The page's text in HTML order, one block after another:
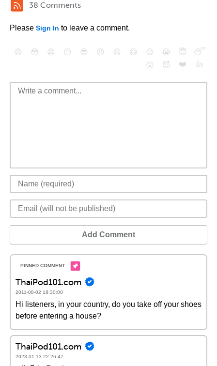
38 Comments
Please Sign In to leave a comment.
😄 😳 😁 😒 😎 😠 😆 😅 😉 😭 😇
😴
😮
😈 ❤️ 👍
Add Comment
ThaiPod101.com
2011-08-02 18:30:00
Hi listeners, in your country, do you take off your shoes
before entering a house?
ThaiPod101.com
2023-01-13 22:26:47